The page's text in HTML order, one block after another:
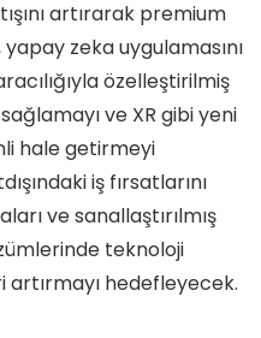
artırarak premium
zeka uygulamasını
özelleştirilmiş
ve XR gibi yeni
hale getirmeyi
iş fırsatlarını
ve sanallaştırılmış
teknoloji
hedefleyecek.